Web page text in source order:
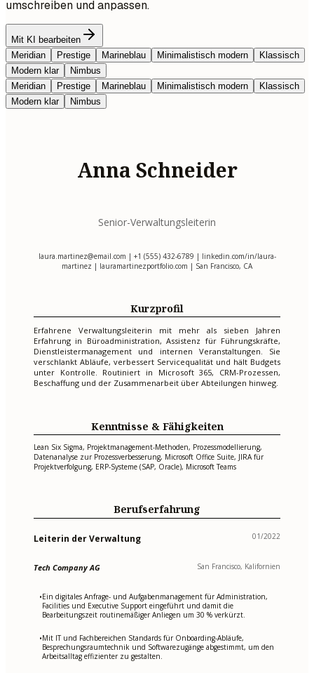
umschreiben und anpassen.
Mit KI bearbeiten
Meridian
Prestige Marineblau Minimalistisch modern
Klassisch
Modern klar
Nimbus
Meridian
Prestige Marineblau Minimalistisch modern
Klassisch
Modern klar
Nimbus
Anna Schneider
Senior-Verwaltungsleiterin
laura.martinez@email.com | +1 (555) 432-6789 | linkedin.com/in/laura-
martinez | lauramartinezportfolio.com | San Francisco, CA
Kurzprofil
Erfahrene Verwaltungsleiterin mit mehr als sieben Jahren
Erfahrung in Büroadministration, Assistenz für Führungskräfte,
Dienstleistermanagement und internen Veranstaltungen. Sie
verschlankt Abläufe, verbessert Servicequalität und hält Budgets
unter Kontrolle. Routiniert in Microsoft 365, CRM-Prozessen,
Beschaffung und der Zusammenarbeit über Abteilungen hinweg.
Kenntnisse & Fähigkeiten
Lean Six Sigma, Projektmanagement-Methoden, Prozessmodellierung,
Datenanalyse zur Prozessverbesserung, Microsoft Office Suite, JIRA für
Projektverfolgung, ERP-Systeme (SAP, Oracle), Microsoft Teams
Berufserfahrung
Leiterin der Verwaltung 01/2022
Tech Company AG San Francisco, Kalifornien
•Ein digitales Anfrage- und Aufgabenmanagement für Administration,
Facilities und Executive Support eingeführt und damit die
Bearbeitungszeit routinemäßiger Anliegen um 30 % verkürzt.
•Mit IT und Fachbereichen Standards für Onboarding-Abläufe,
Besprechungsraumtechnik und Softwarezugänge abgestimmt, um den
Arbeitsalltag effizienter zu gestalten.